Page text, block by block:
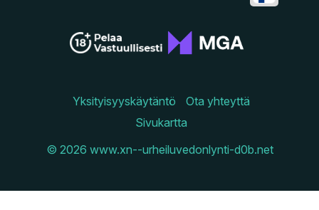
© 2026 www.xn--urheiluvedonlynti-d0b.net
Yksityisyyskäytäntö
Ota yhteyttä
Sivukartta